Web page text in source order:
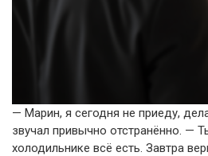
— Марин, я сегодня не приеду,
звучал привычно отстранённо. —
холодильнике всё есть. Завтра